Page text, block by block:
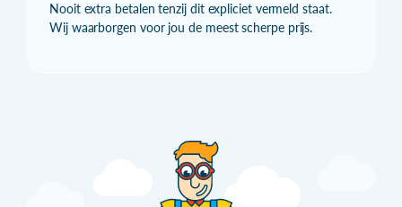
Nooit extra betalen tenzij dit expliciet vermeld staat.
Wij waarborgen voor jou de meest scherpe prijs.